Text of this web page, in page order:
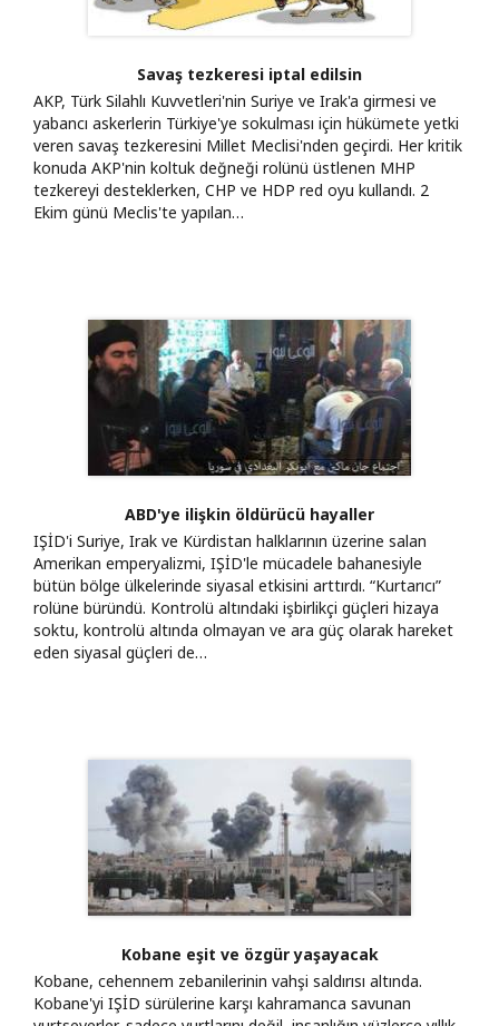
Savaş tezkeresi iptal edilsin
AKP, Türk Silahlı Kuvvetleri'nin Suriye ve Irak'a girmesi ve
yabancı askerlerin Türkiye'ye sokulması için hükümete yetki
veren savaş tezkeresini Millet Meclisi'nden geçirdi. Her kritik
konuda AKP'nin koltuk değneği rolünü üstlenen MHP
tezkereyi desteklerken, CHP ve HDP red oyu kullandı. 2
Ekim günü Meclis'te yapılan…
ABD'ye ilişkin öldürücü hayaller
IŞİD'i Suriye, Irak ve Kürdistan halklarının üzerine salan
Amerikan emperyalizmi, IŞİD'le mücadele bahanesiyle
bütün bölge ülkelerinde siyasal etkisini arttırdı. “Kurtarıcı”
rolüne büründü. Kontrolü altındaki işbirlikçi güçleri hizaya
soktu, kontrolü altında olmayan ve ara güç olarak hareket
eden siyasal güçleri de…
Kobane eşit ve özgür yaşayacak
Kobane, cehennem zebanilerinin vahşi saldırısı altında.
Kobane'yi IŞİD sürülerine karşı kahramanca savunan